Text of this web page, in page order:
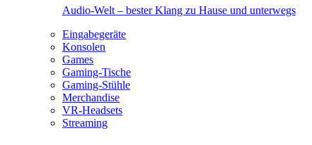
Audio-Welt – bester Klang zu Hause und unterwegs
Eingabegeräte
Konsolen
Games
Gaming-Tische
Gaming-Stühle
Merchandise
VR-Headsets
Streaming